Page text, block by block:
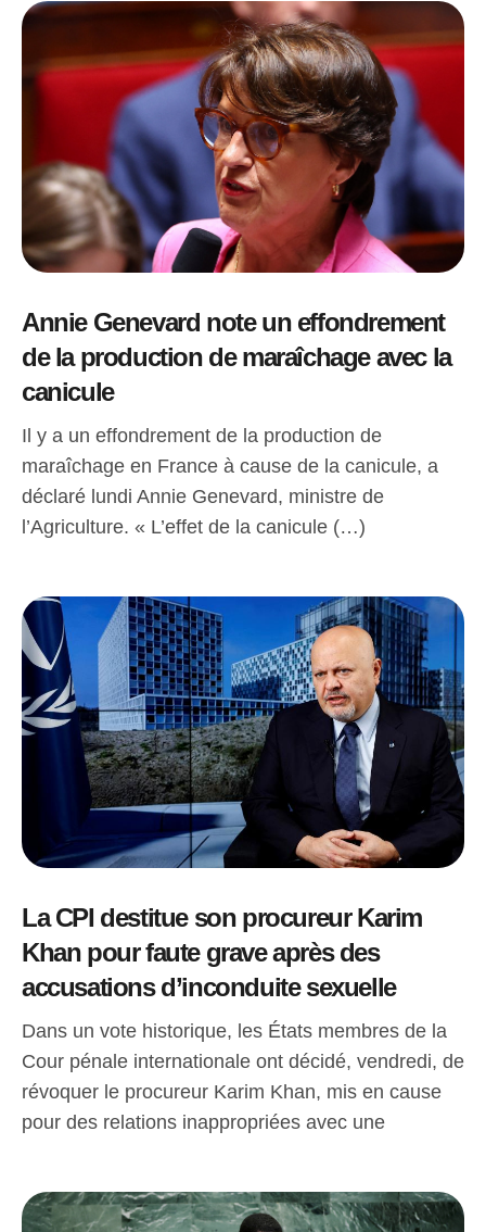
Annie Genevard note un effondrement
de la production de maraîchage avec la
canicule
Il y a un effondrement de la production de
maraîchage en France à cause de la canicule, a
déclaré lundi Annie Genevard, ministre de
l’Agriculture. « L’effet de la canicule (…)
La CPI destitue son procureur Karim
Khan pour faute grave après des
accusations d’inconduite sexuelle
Dans un vote historique, les États membres de la
Cour pénale internationale ont décidé, vendredi, de
révoquer le procureur Karim Khan, mis en cause
pour des relations inappropriées avec une